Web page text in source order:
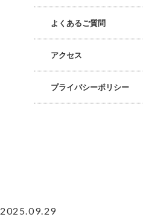
よくあるご質問
アクセス
プライバシーポリシー
2025.09.29